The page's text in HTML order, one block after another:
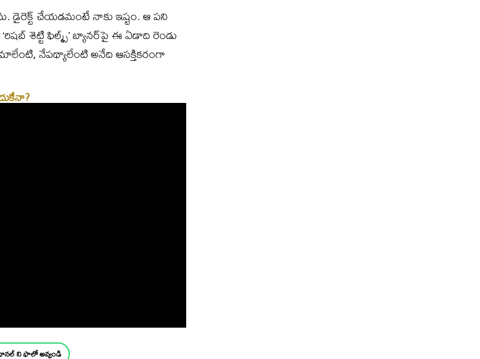
డైరెక్ట్‌ చేయడమంటే నాకు ఇష్టం. ఆ పని
శెట్టి ఫిల్మ్స్’ బ్యానర్‌పై ఈ ఏడాది రెండు
నేపథ్యాలేంటి అనేది ఆసక్తికరంగా
ని ఫాలో అవ్వండి